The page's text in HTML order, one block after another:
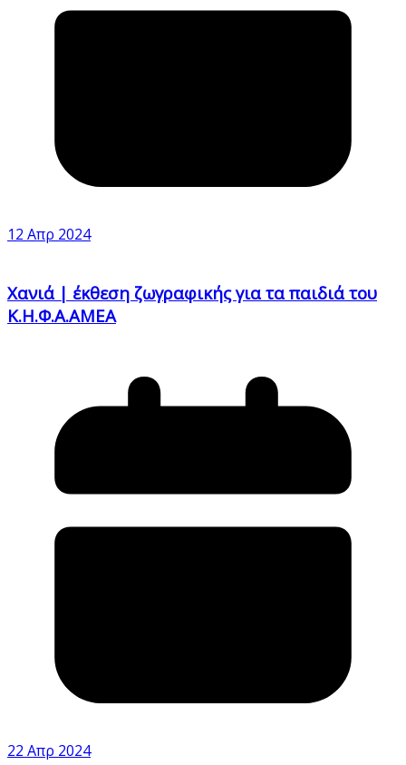
12 Απρ 2024
Χανιά | έκθεση ζωγραφικής για τα παιδιά του
Κ.Η.Φ.Α.ΑΜΕΑ
22 Απρ 2024